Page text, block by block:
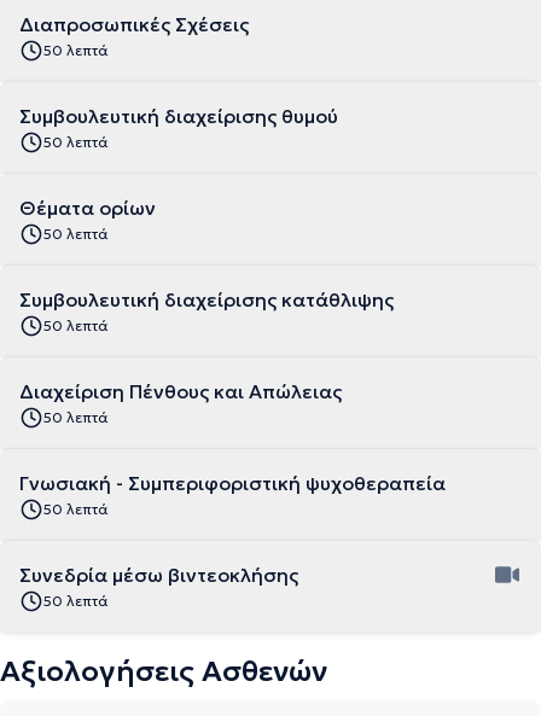
Διαπροσωπικές Σχέσεις
50 λεπτά
Συμβουλευτική διαχείρισης θυμού
50 λεπτά
Θέματα ορίων
50 λεπτά
Συμβουλευτική διαχείρισης κατάθλιψης
50 λεπτά
Διαχείριση Πένθους και Απώλειας
50 λεπτά
Γνωσιακή - Συμπεριφοριστική ψυχοθεραπεία
50 λεπτά
Συνεδρία μέσω βιντεοκλήσης
50 λεπτά
Αξιολογήσεις Ασθενών